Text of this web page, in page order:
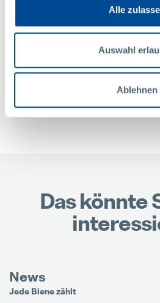
Alle
Auswahl
Ablehnen
3822 Karlstein / Thaya
+43 2844 223 1480
KONTAKT
Das könnte
News
Jede Biene zählt